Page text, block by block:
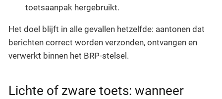
toetsaanpak hergebruikt.
Het doel blijft in alle gevallen hetzelfde: aantonen dat
berichten correct worden verzonden, ontvangen en
verwerkt binnen het BRP-stelsel.
Lichte of zware toets: wanneer